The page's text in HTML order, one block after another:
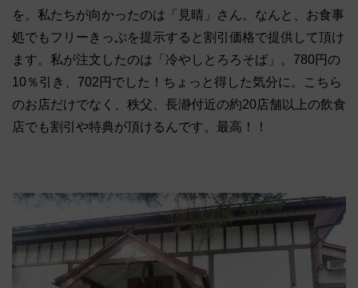
を。私たちが向かったのは「見晴」さん。なんと、お食事
処でもフリーきっぷを提示すると割引価格で提供して頂け
ます。私が注文したのは「冷やしとろろそば」。780円の
10％引き、702円でした！ちょっと得した気分に。こちら
のお店だけでなく、秩父、長瀞付近の約20店舗以上の飲食
店でも割引や特典が頂けるんです。最高！！